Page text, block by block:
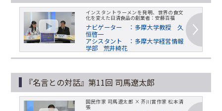
インスタントラーメンを発明、世界の食文
化を変えた日清食品の創業者：安藤百福
ナビゲーター ：多摩大学教授 久
恒啓一
アシスタント ：多摩大学経営情報
学部 荒井綺花
『名言との対話』第11回 司馬遼太郎
国民作家 司馬遼太郎 × 芥川賞作家 松本清
張